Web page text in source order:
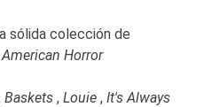
sólida colección de
American Horror
Baskets , Louie , It's Always